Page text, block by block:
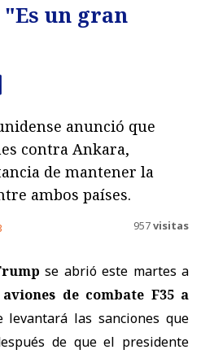
un gran
anunció que
contra Ankara,
de mantener la
ambos países.
957visitas
se abrió este martes a
de combate F35 a
levantará las sanciones que
de que el presidente